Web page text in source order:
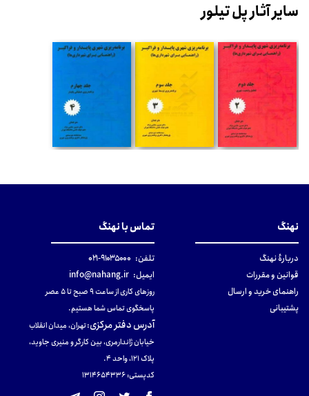
سایر آثار پل تیلور
نهنگ
دربارهٔ نهنگ
قوانین و مقررات
راهنمای خرید و ارسال
پشتیبانی
تماس با نهنگ
تلفن: ۹۱۰۳۵۰۰۰-۰۲۱
ایمیل: info@nahang.ir
روزهای کاری از ساعت ۹ صبح تا ۵ عصر
پاسخگوی تماس شما هستیم.
آدرس دفتر مرکزی:تهران، میدان انقلاب
خیابان ژاندارمری، بین کارگر و منیری جاوید،
پلاک 121، واحد ۴.
کدپستی: 131465433۶